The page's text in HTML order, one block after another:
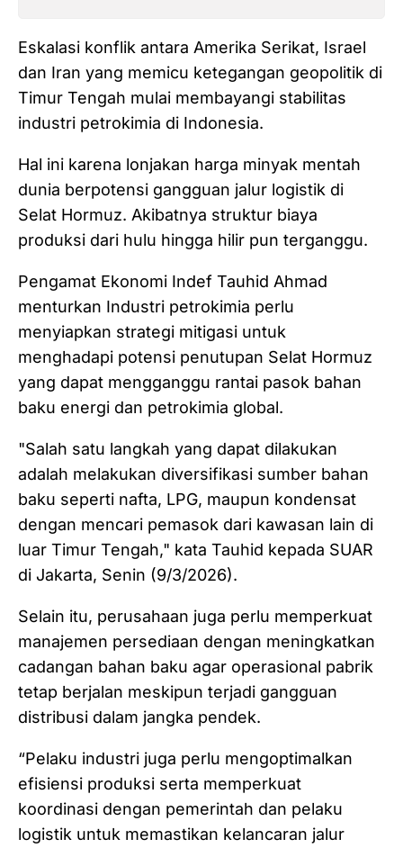
Eskalasi konflik antara Amerika Serikat, Israel
dan Iran yang memicu ketegangan geopolitik di
Timur Tengah mulai membayangi stabilitas
industri petrokimia di Indonesia.
Hal ini karena lonjakan harga minyak mentah
dunia berpotensi gangguan jalur logistik di
Selat Hormuz. Akibatnya struktur biaya
produksi dari hulu hingga hilir pun terganggu.
Pengamat Ekonomi Indef Tauhid Ahmad
menturkan Industri petrokimia perlu
menyiapkan strategi mitigasi untuk
menghadapi potensi penutupan Selat Hormuz
yang dapat mengganggu rantai pasok bahan
baku energi dan petrokimia global.
"Salah satu langkah yang dapat dilakukan
adalah melakukan diversifikasi sumber bahan
baku seperti nafta, LPG, maupun kondensat
dengan mencari pemasok dari kawasan lain di
luar Timur Tengah," kata Tauhid kepada SUAR
di Jakarta, Senin (9/3/2026).
Selain itu, perusahaan juga perlu memperkuat
manajemen persediaan dengan meningkatkan
cadangan bahan baku agar operasional pabrik
tetap berjalan meskipun terjadi gangguan
distribusi dalam jangka pendek.
“Pelaku industri juga perlu mengoptimalkan
efisiensi produksi serta memperkuat
koordinasi dengan pemerintah dan pelaku
logistik untuk memastikan kelancaran jalur